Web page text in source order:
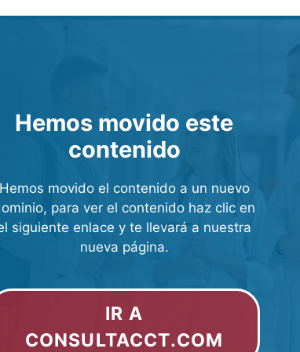
Hemos movido este
contenido
Hemos movido el contenido a un nuevo
para ver el contenido haz clic en
siguiente enlace y te llevará a nuestra
nueva página.
IR A
CONSULTACCT.COM